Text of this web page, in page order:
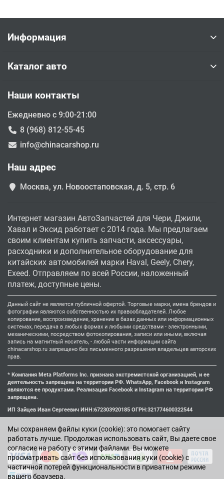
Мы cохраняем файлы куки (cookie): это помогает сайту
работать лучше. Продолжая использовать сайт, Вы даете свое
согласие на работу с этими файлами. Вы можете
просматривать сайт без использования куки (cookie) с
частичной потерей функциональности в приватном режиме
вашего браузера.
Информация
Каталог авто
Наши контакты
Ежедневно с 9:00-21:00
8 (968) 812-55-45
info@chinacarshop.ru
Наш адрес
Москва, ул. Новоостаповская, д. 5, стр. 6
Интернет магазин АвтоЗапчастей для Чери, Джили,
Хавал и Эксид работает с 2014 года. Мы предлагаем
своим клиентам купить запчасти, аксессуары,
расходники и дополнительное оборудование для
китайских автомобилей марки Haval, Geely, Chery,
Exeed. Отправляем по всей России, наложенный
платеж, доступные цены.
Данный сайт не является публичной офертой. Торговые марки, имена брендов и
фотографии являются собственностью их правообладателей. Любое
копирование, воспроизведение, хранение в базах данных или информационных
системах, передача в любых формах и любыми средствами - электронными,
механическими, посредством фотокопирования, записи или иными, включая
запись на магнитный носитель, - любой части информации сайта
chinacarshop.ru запрещено без письменного разрешения владельцев авторских
прав.
* Компания Meta Platforms Inc. признана экстремистской организацией, и ее
деятельность запрещена на территории РФ. WhatsApp, Facebook и Instagram
являются ее продуктами. Реализация Facebook и Instagram на территории РФ
запрещена.
ИП Зайцев Иван Сергеевич ИНН:672303920185 ОГРН:321774600322544